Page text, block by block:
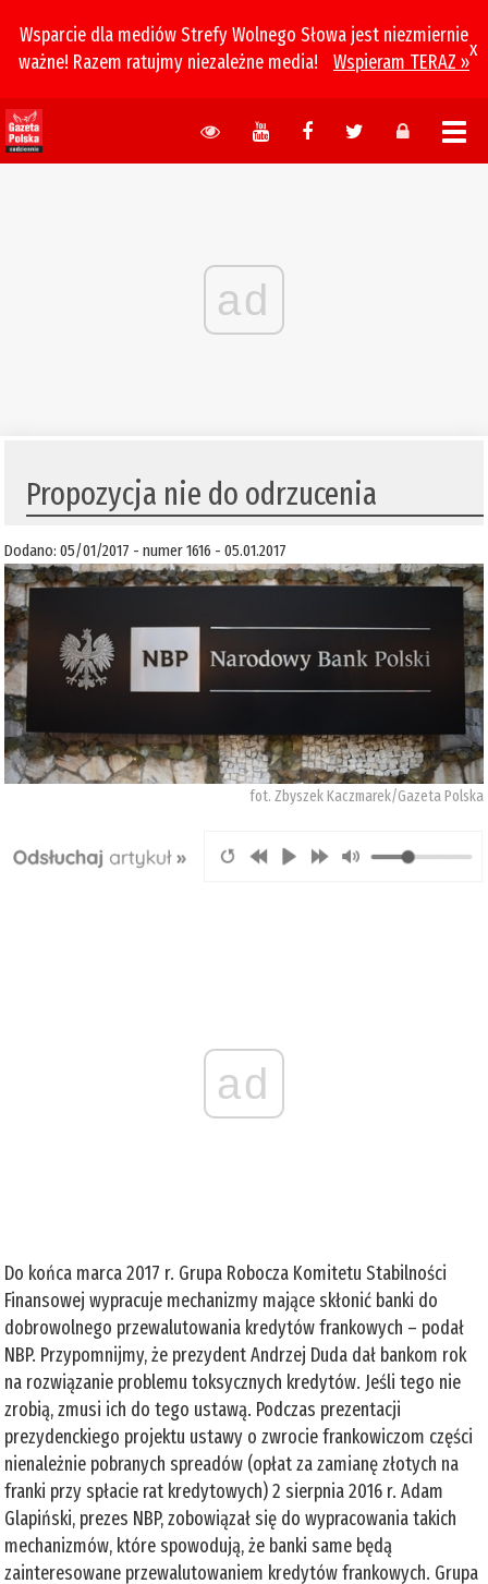
Wsparcie dla mediów Strefy Wolnego Słowa jest niezmiernie
ważne! Razem ratujmy niezależne media!
Wspieram TERAZ »
x
ad
Propozycja nie do odrzucenia
Dodano: 05/01/2017 - numer 1616 - 05.01.2017
fot. Zbyszek Kaczmarek/Gazeta Polska
ad
Do końca marca 2017 r. Grupa Robocza Komitetu Stabilności
Finansowej wypracuje mechanizmy mające skłonić banki do
dobrowolnego przewalutowania kredytów frankowych – podał
NBP. Przypomnijmy, że prezydent Andrzej Duda dał bankom rok
na rozwiązanie problemu toksycznych kredytów. Jeśli tego nie
zrobią, zmusi ich do tego ustawą. Podczas prezentacji
prezydenckiego projektu ustawy o zwrocie frankowiczom części
nienależnie pobranych spreadów (opłat za zamianę złotych na
franki przy spłacie rat kredytowych) 2 sierpnia 2016 r. Adam
Glapiński, prezes NBP, zobowiązał się do wypracowania takich
mechanizmów, które spowodują, że banki same będą
zainteresowane przewalutowaniem kredytów frankowych. Grupa